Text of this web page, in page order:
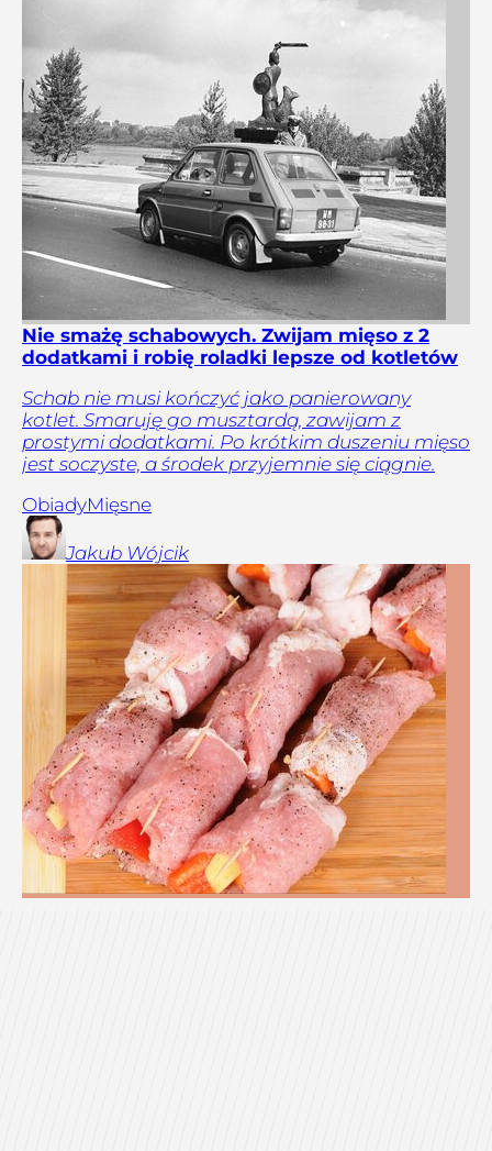
Nie smażę schabowych. Zwijam mięso z 2
dodatkami i robię roladki lepsze od kotletów
Schab nie musi kończyć jako panierowany
kotlet. Smaruję go musztardą, zawijam z
prostymi dodatkami. Po krótkim duszeniu mięso
jest soczyste, a środek przyjemnie się ciągnie.
ObiadyMięsne
Jakub Wójcik